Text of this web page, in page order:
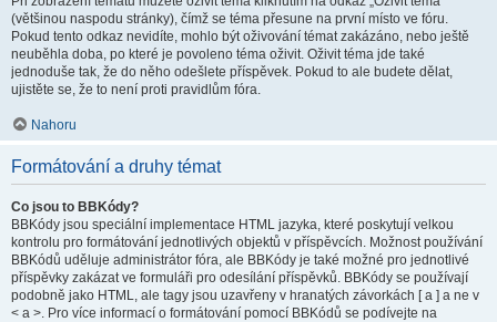
(většinou naspodu stránky), čímž se téma přesune na první místo ve fóru.
Pokud tento odkaz nevidíte, mohlo být oživování témat zakázáno, nebo ještě
neuběhla doba, po které je povoleno téma oživit. Oživit téma jde také
jednoduše tak, že do něho odešlete příspěvek. Pokud to ale budete dělat,
ujistěte se, že to není proti pravidlům fóra.
Nahoru
Formátování a druhy témat
Co jsou to BBKódy?
BBKódy jsou speciální implementace HTML jazyka, které poskytují velkou
kontrolu pro formátování jednotlivých objektů v příspěvcích. Možnost používání
BBKódů uděluje administrátor fóra, ale BBKódy je také možné pro jednotlivé
příspěvky zakázat ve formuláři pro odesílání příspěvků. BBKódy se používají
podobně jako HTML, ale tagy jsou uzavřeny v hranatých závorkách [ a ] a ne v
< a >. Pro více informací o formátování pomocí BBKódů se podívejte na